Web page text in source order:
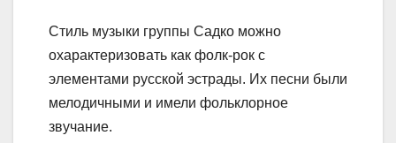
Стиль музыки группы Садко можно
охарактеризовать как фолк-рок с
элементами русской эстрады. Их песни были
мелодичными и имели фольклорное
звучание.